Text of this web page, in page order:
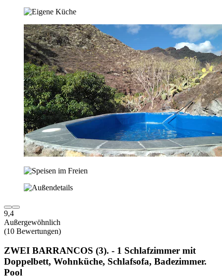
9,4
Außergewöhnlich
(10 Bewertungen)
ZWEI BARRANCOS (3). - 1 Schlafzimmer mit
Doppelbett, Wohnküche, Schlafsofa, Badezimmer.
Pool